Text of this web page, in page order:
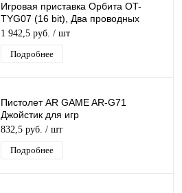
Игровая приставка Орбита OT-
TYG07 (16 bit), Два проводных
джойстика
1 942,5 руб. / шт
Подробнее
Пистолет AR GAME AR-G71
Джойстик для игр
(синхронизируется со смартфоном
через Bluetooth) пластик
832,5 руб. / шт
Подробнее